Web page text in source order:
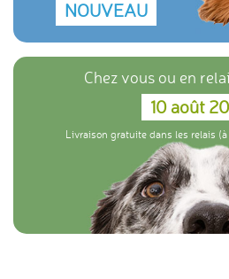
NOUVEAU
Chez vous ou en
10 août
Livraison gratuite dans les relais